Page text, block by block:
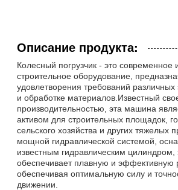
Описание продукта:
Колесный погрузчик - это современное
строительное оборудование,
удовлетворения требований различных
и обработке материалов.Известный
производительностью, эта машина
активом для строительных площадок,
сельского хозяйства и других тяжелых
мощной гидравлической системой,
известным гидравлическим цилиндром,
обеспечивает плавную и эффективную
обеспечивая оптимальную силу и
движении.